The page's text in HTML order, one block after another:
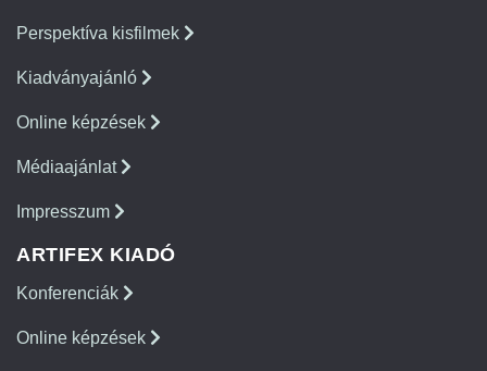
Perspektíva kisfilmek
Kiadványajánló
Online képzések
Médiaajánlat
Impresszum
ARTIFEX KIADÓ
Konferenciák
Online képzések